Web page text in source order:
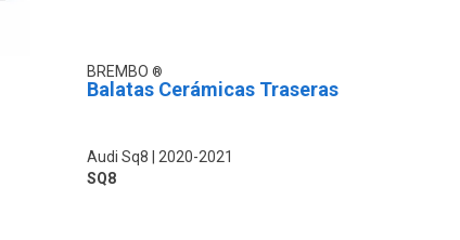
BREMBO
Balatas Cerámicas Traseras
Audi Sq8
2020-2021
SQ8